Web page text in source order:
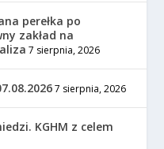
perełka po
zakład na
7 sierpnia, 2026
7 sierpnia, 2026
KGHM z celem